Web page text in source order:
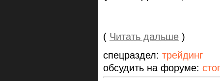
( Читать дальше )
спецраздел: трейдинг
обсудить на форуме: